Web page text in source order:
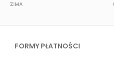
ZIMA
FORMY PŁATNOŚCI